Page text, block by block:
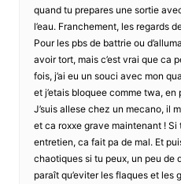
quand tu prepares une sortie
l’eau. Franchement, les regards
Pour les pbs de battrie ou
avoir tort, mais c’est vrai que ca
fois, j’ai eu un souci avec mon
et j’etais bloquee comme twa,
J’suis allese chez un mecano, il
et ca roxxe grave maintenant ! Si
entretien, ca fait pa de mal. Et
chaotiques si tu peux, un peu de
paraît qu’eviter les flaques et les